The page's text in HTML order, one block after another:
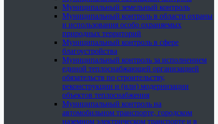
Муниципальный земельный контроль
Муниципальный контроль в области охраны
и использования особо охраняемых
природных территорий
Муниципальный контроль в сфере
благоустройства
Муниципальный контроль за исполнением
единой теплоснабжающей организацией
обязательств по строительству,
реконструкции и (или) модернизации
объектов теплоснабжения
Муниципальный контроль на
автомобильном транспорте, городском
наземном электрическом транспорте и в